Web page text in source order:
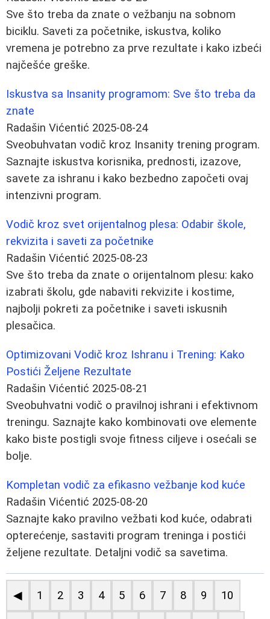
Sve što treba da znate o vežbanju na sobnom
biciklu. Saveti za početnike, iskustva, koliko
vremena je potrebno za prve rezultate i kako izbeći
najčešće greške.
Iskustva sa Insanity programom: Sve što treba da
znate
Radašin Vićentić 2025-08-24
Sveobuhvatan vodič kroz Insanity trening program.
Saznajte iskustva korisnika, prednosti, izazove,
savete za ishranu i kako bezbedno započeti ovaj
intenzivni program.
Vodič kroz svet orijentalnog plesa: Odabir škole,
rekvizita i saveti za početnike
Radašin Vićentić 2025-08-23
Sve što treba da znate o orijentalnom plesu: kako
izabrati školu, gde nabaviti rekvizite i kostime,
najbolji pokreti za početnike i saveti iskusnih
plesačica.
Optimizovani Vodič kroz Ishranu i Trening: Kako
Postići Željene Rezultate
Radašin Vićentić 2025-08-21
Sveobuhvatni vodič o pravilnoj ishrani i efektivnom
treningu. Saznajte kako kombinovati ove elemente
kako biste postigli svoje fitness ciljeve i osećali se
bolje.
Kompletan vodič za efikasno vežbanje kod kuće
Radašin Vićentić 2025-08-20
Saznajte kako pravilno vežbati kod kuće, odabrati
opterećenje, sastaviti program treninga i postići
željene rezultate. Detaljni vodič sa savetima.
◀ 1 2 3 4 5 6 7 8 9 10